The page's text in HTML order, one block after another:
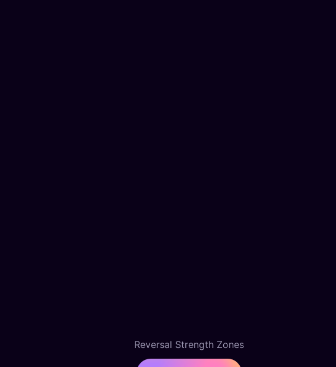
Reversal Strength Zones